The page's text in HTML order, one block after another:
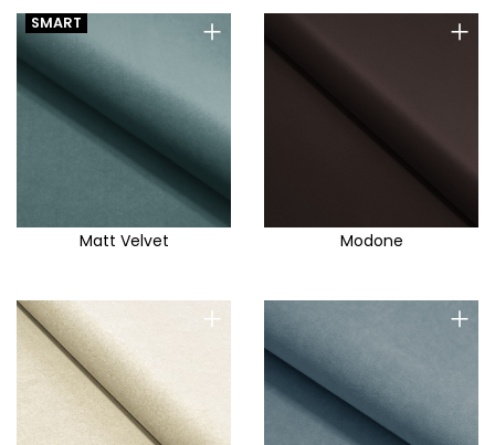
+
SMART
Matt Velvet
+
Modone
+ +